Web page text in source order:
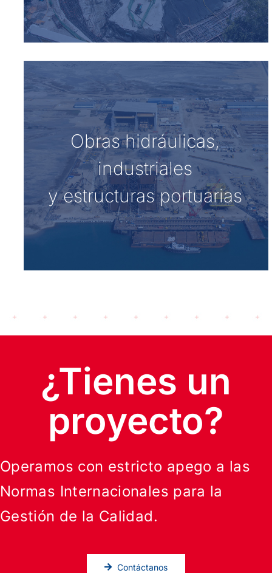
Obras hidráulicas,
industriales
y estructuras portuarias
¿Tienes un
proyecto?
Operamos con estricto apego a las
Normas Internacionales para la
Gestión de la Calidad.
Contáctanos